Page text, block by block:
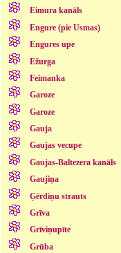
Eimura kanāls
Engure (pie Usmas)
Engures upe
Ežurga
Feimanka
Garoze
Garoze
Gauja
Gaujas vecupe
Gaujas-Baltezera kanāls
Gaujiņa
Ģērdiņu strauts
Grīva
Grīviņupīte
Grūba